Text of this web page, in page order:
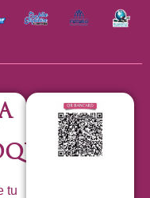
tu